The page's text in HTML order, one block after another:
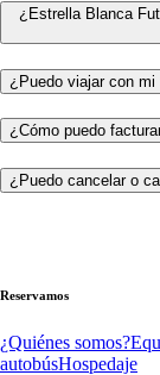
¿Estrella Blanca
¿Puedo viajar con
¿Cómo puedo
¿Puedo cancelar o
Reservamos
¿Quiénes somos?
autobúsHospedaje